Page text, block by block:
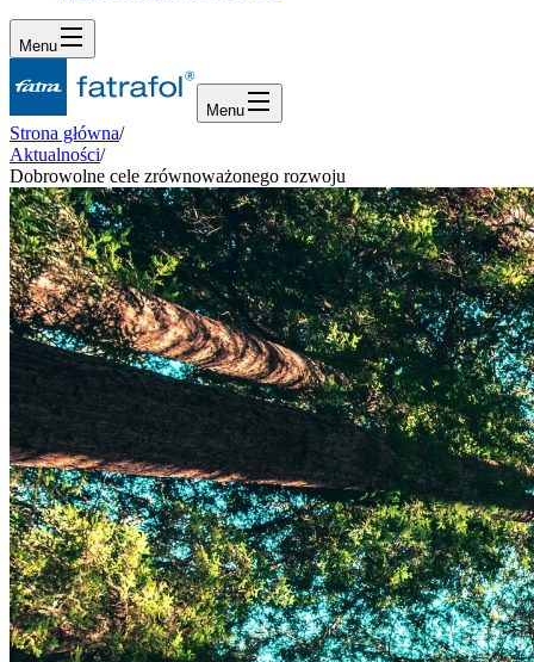
Menu
Menu
Strona główna/
Aktualności/
Dobrowolne cele zrównoważonego rozwoju